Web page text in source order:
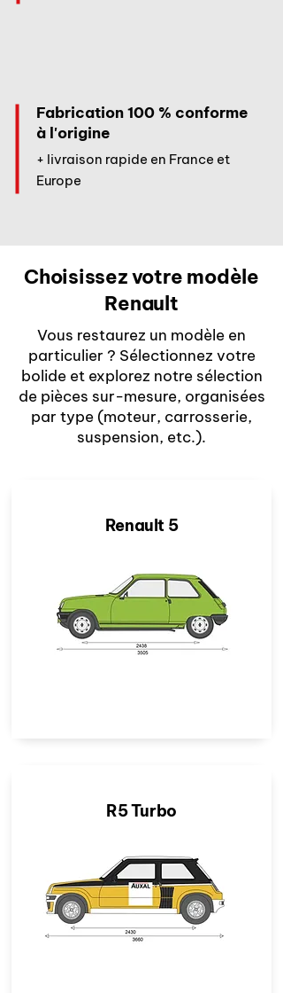
Fabrication 100 % conforme
à l'origine
+ livraison rapide en France et
Europe
Choisissez votre modèle
Renault
Vous restaurez un modèle en
particulier ? Sélectionnez votre
bolide et explorez notre sélection
de pièces sur-mesure, organisées
par type (moteur, carrosserie,
suspension, etc.).
Renault 5
R5 Turbo